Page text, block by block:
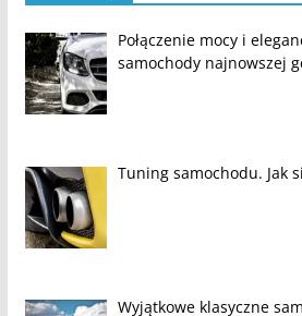
Połączenie mocy i
samochody najnowszej
Tuning samochodu. Jak
Wyjątkowe klasyczne